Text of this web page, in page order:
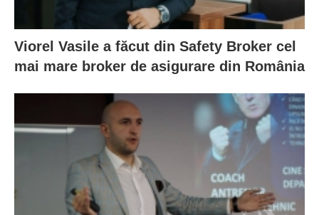
Viorel Vasile a făcut din Safety Broker cel
mai mare broker de asigurare din România